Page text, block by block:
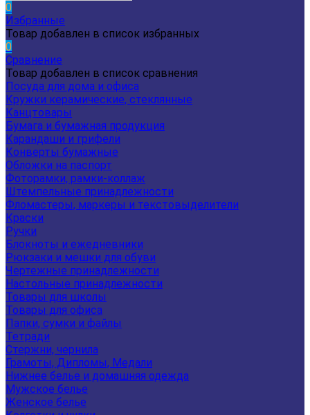
0
Избранные
Товар добавлен в список избранных
0
Сравнение
Товар добавлен в список сравнения
Посуда для дома и офиса
Кружки керамические, стеклянные
Канцтовары
Бумага и бумажная продукция
Карандаши и грифели
Конверты бумажные
Обложки на паспорт
Фоторамки, рамки-коллаж
Штемпельные принадлежности
Фломастеры, маркеры и текстовыделители
Краски
Ручки
Блокноты и ежедневники
Рюкзаки и мешки для обуви
Чертежные принадлежности
Настольные принадлежности
Товары для школы
Товары для офиса
Папки, сумки и файлы
Тетради
Стержни, чернила
Грамоты, Дипломы, Медали
Нижнее белье и домашняя одежда
Мужское белье
Женское белье